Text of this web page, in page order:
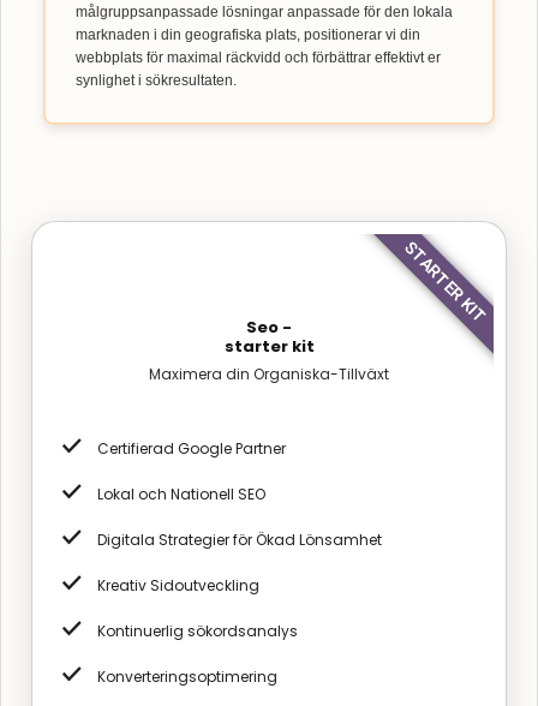
målgruppsanpassade lösningar anpassade för den lokala
marknaden i din geografiska plats, positionerar vi din
webbplats för maximal räckvidd och förbättrar effektivt er
synlighet i sökresultaten.
Seo -
starter kit
Maximera din Organiska-Tillväxt
Certifierad Google Partner
Lokal och Nationell SEO
Digitala Strategier för Ökad Lönsamhet
Kreativ Sidoutveckling
Kontinuerlig sökordsanalys
Konverteringsoptimering
STARTER KIT